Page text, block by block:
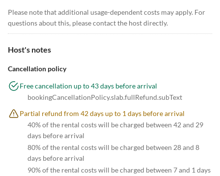
Please note that additional usage-dependent costs may apply. For
questions about this, please contact the host directly.
Host's notes
Cancellation policy
Free cancellation up to 43 days before arrival
bookingCancellationPolicy.slab.fullRefund.subText
Partial refund from 42 days up to 1 days before arrival
40% of the rental costs will be charged between 42 and 29
days before arrival
80% of the rental costs will be charged between 28 and 8
days before arrival
90% of the rental costs will be charged between 7 and 1 days